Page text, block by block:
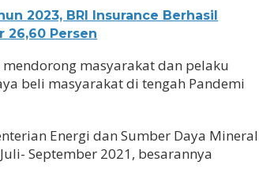
2023, BRI Insurance Berhasil
26,60 Persen
masyarakat dan pelaku
beli masyarakat di tengah Pandemi
Energi dan Sumber Daya Mineral
September 2021, besarannya